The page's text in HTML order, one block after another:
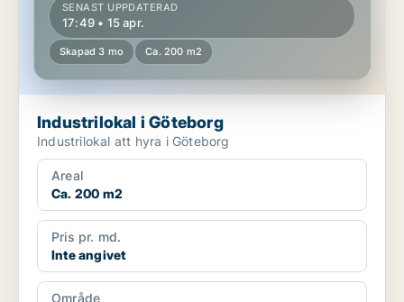
SENAST UPPDATERAD
17:49 • 15 apr.
Skapad 3 mo Ca. 200 m2
Industrilokal i Göteborg
Industrilokal att hyra i Göteborg
Areal
Ca. 200 m2
Pris pr. md.
Inte angivet
Område